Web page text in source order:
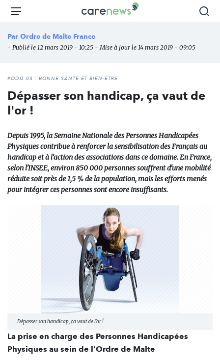
Aller
principal
Carenews,
des
l'engagement
Menu
Par Ordre de Malte France
- Publié le 12 mars 2019 - 10:25 - Mise à jour le 14 mars 2019 - 09:05
#ODD 03 : BONNE SANTÉ ET BIEN-ÊTRE
Dépasser son handicap, ça vaut de
l'or !
Depuis 1995, la Semaine Nationale des Personnes Handicapées
Physiques contribue à renforcer la sensibilisation des Français au
handicap et à l’action des associations dans ce domaine. En France,
selon l'INSEE, environ 850 000 personnes souffrent d'une mobilité
réduite soit près de 1,5 % de la population, mais les efforts menés
pour intégrer ces personnes sont encore insuffisants.
Dépasser son handicap, ça vaut de l'or !
La prise en charge des Personnes Handicapées
Physiques au sein de l’Ordre de Malte